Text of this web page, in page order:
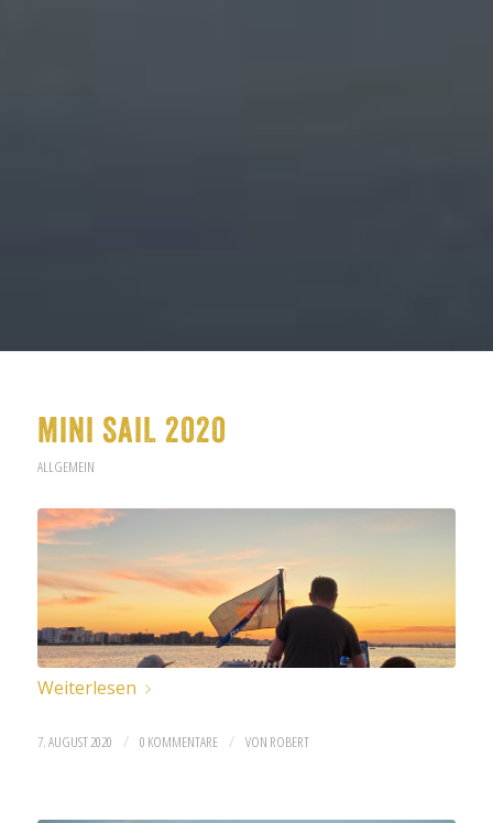
MINI SAIL 2020
ALLGEMEIN
Weiterlesen
7. AUGUST 2020 / 0 KOMMENTARE / VON ROBERT